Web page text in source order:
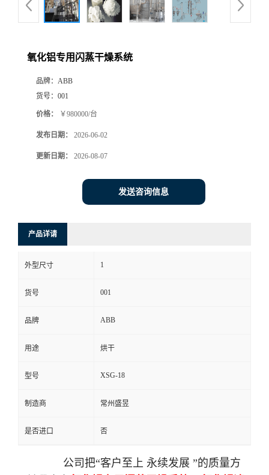
氧化铝专用闪蒸干燥系统
品牌： ABB
货号： 001
价格： ￥980000/台
发布日期： 2026-06-02
更新日期： 2026-08-07
发送咨询信息
产品详请
外型尺寸 1
货号 001
品牌 ABB
用途 烘干
型号 XSG-18
制造商 常州盛昱
是否进口 否
公司把“客户至上 永续发展 ”的质量方